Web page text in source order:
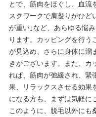
とで、筋肉をほぐし、血流
スクワークで肩凝りがひど
が重い｣など、あらゆる悩
ります。カッピングを行う
が見込め、さらに身体に溜
きがございます。また、カ
れば、筋肉が弛緩され、緊
果、リラックスさせる効果
になる方も、まずは気軽に
このように、脱毛以外にも